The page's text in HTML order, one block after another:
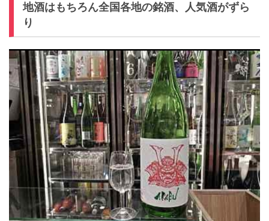
地酒はもちろん全国各地の銘酒、人気酒がずら
り